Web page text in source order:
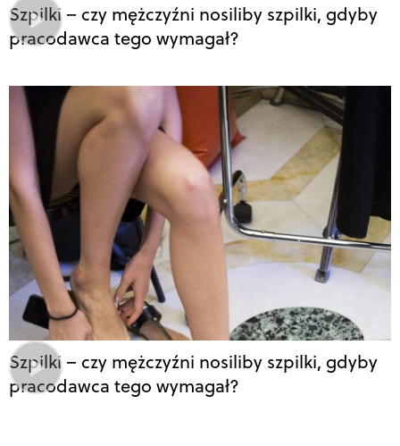
Szpilki – czy mężczyźni nosiliby szpilki, gdyby
pracodawca tego wymagał?
Szpilki – czy mężczyźni nosiliby szpilki, gdyby
pracodawca tego wymagał?